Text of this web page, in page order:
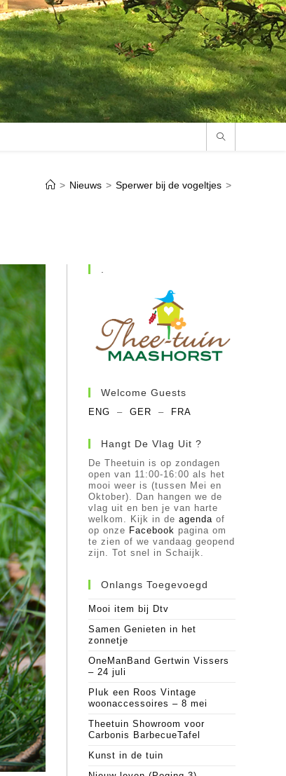
> Nieuws > Sperwer bij de vogeltjes >
Welcome Guests
ENG – GER – FRA
Hangt De Vlag Uit ?
De Theetuin is op zondagen
open van 11:00-16:00 als het
mooi weer is (tussen Mei en
Oktober). Dan hangen we de
vlag uit en ben je van harte
welkom. Kijk in de agenda of
op onze Facebook pagina om
te zien of we vandaag geopend
zijn. Tot snel in Schaijk.
Onlangs Toegevoegd
Mooi item bij Dtv
Samen Genieten in het
zonnetje
OneManBand Gertwin Vissers
– 24 juli
Pluk een Roos Vintage
woonaccessoires – 8 mei
Theetuin Showroom voor
Carbonis BarbecueTafel
Kunst in de tuin